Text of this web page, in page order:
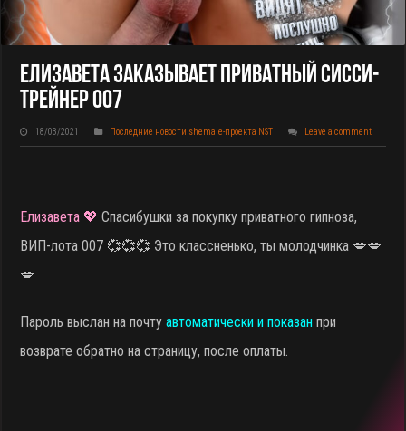
Елизавета Заказывает Приватный Сисси-
Трейнер 007
18/03/2021 Последние новости shemale-проекта NST Leave a comment
Елизавета 💖 Спасибушки за покупку приватного гипноза,
ВИП-лота 007💞💞💞 Это классненько, ты молодчинка 💋💋
💋
Пароль выслан на почтуавтоматически и показан при
возврате обратно на страницу, после оплаты.